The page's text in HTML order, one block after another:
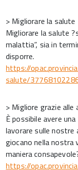
> Migliorare la salute
Migliorare la salute
malattia”, sia in
disporre.
https://
salute/
> Migliore grazie alle
È possibile avere
lavorare sulle nostre
giocano nella
maniera
https://